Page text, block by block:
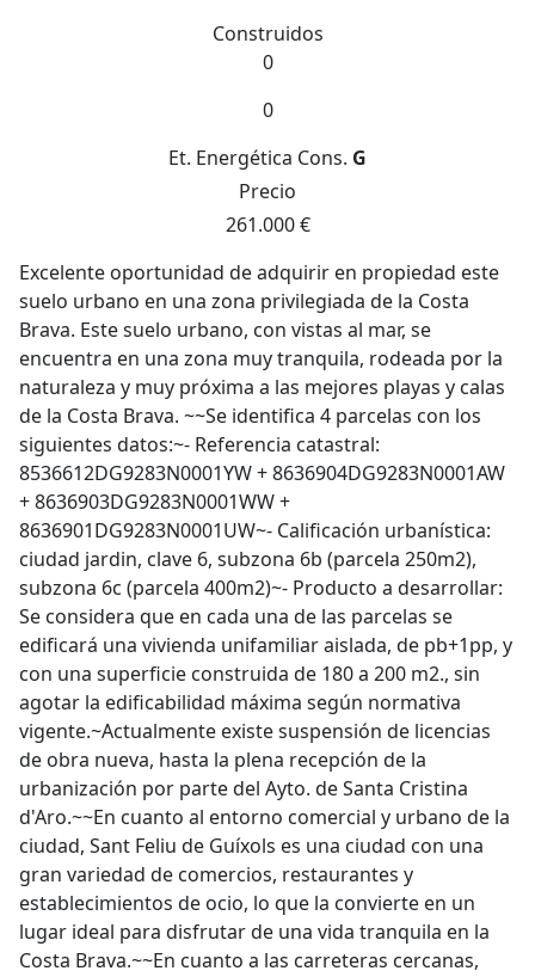
Construidos
0
0
Et. Energética Cons. G
Precio
261.000 €
Excelente oportunidad de adquirir en propiedad este
suelo urbano en una zona privilegiada de la Costa
Brava. Este suelo urbano, con vistas al mar, se
encuentra en una zona muy tranquila, rodeada por la
naturaleza y muy próxima a las mejores playas y calas
de la Costa Brava. ~~Se identifica 4 parcelas con los
siguientes datos:~- Referencia catastral:
8536612DG9283N0001YW + 8636904DG9283N0001AW
+ 8636903DG9283N0001WW +
8636901DG9283N0001UW~- Calificación urbanística:
ciudad jardin, clave 6, subzona 6b (parcela 250m2),
subzona 6c (parcela 400m2)~- Producto a desarrollar:
Se considera que en cada una de las parcelas se
edificará una vivienda unifamiliar aislada, de pb+1pp, y
con una superficie construida de 180 a 200 m2., sin
agotar la edificabilidad máxima según normativa
vigente.~Actualmente existe suspensión de licencias
de obra nueva, hasta la plena recepción de la
urbanización por parte del Ayto. de Santa Cristina
d'Aro.~~En cuanto al entorno comercial y urbano de la
ciudad, Sant Feliu de Guíxols es una ciudad con una
gran variedad de comercios, restaurantes y
establecimientos de ocio, lo que la convierte en un
lugar ideal para disfrutar de una vida tranquila en la
Costa Brava.~~En cuanto a las carreteras cercanas,